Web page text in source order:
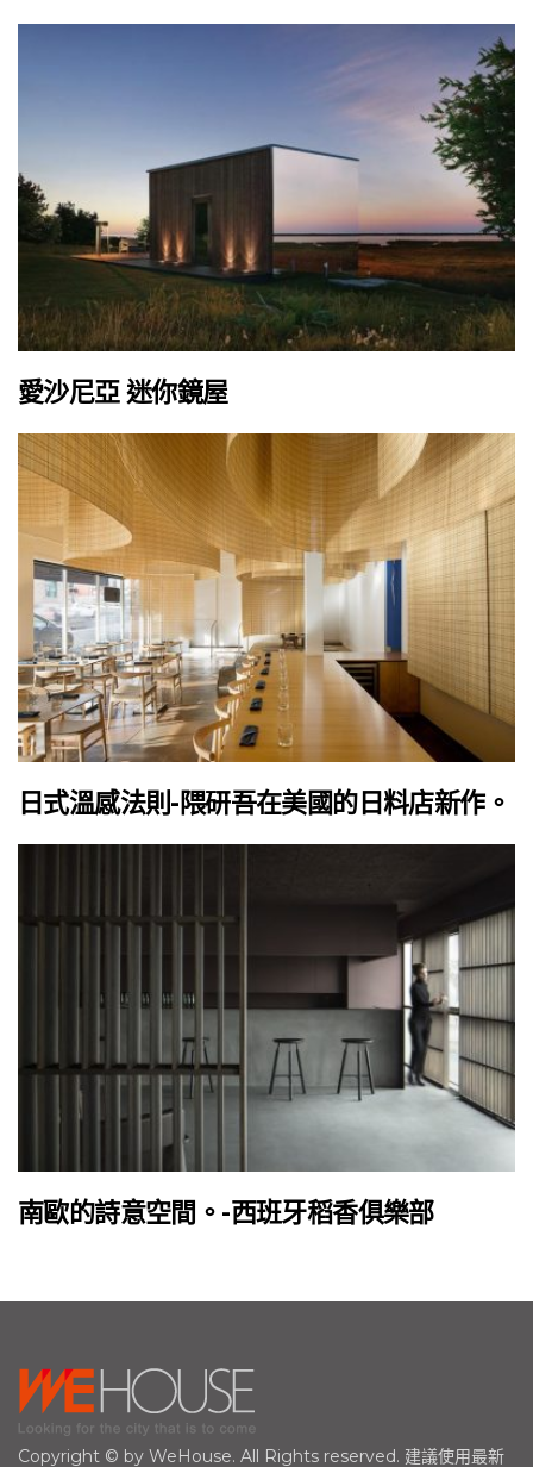
愛沙尼亞 迷你鏡屋
日式溫感法則-隈研吾在美國的日料店新作。
南歐的詩意空間。-西班牙稻香俱樂部
Copyright © by WeHouse. All Rights reserved. 建議使用最新